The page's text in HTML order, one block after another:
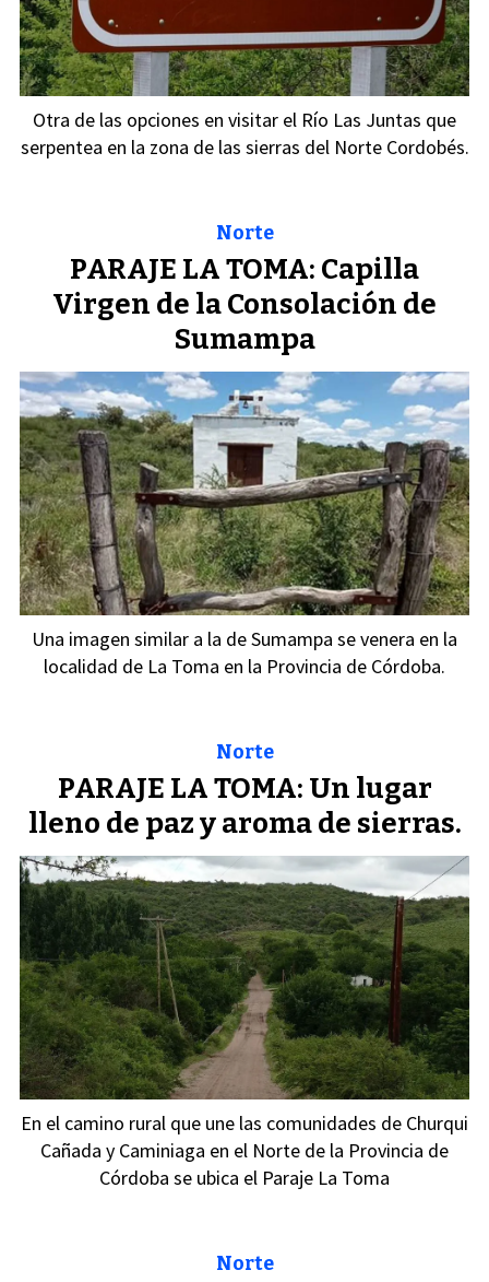
Otra de las opciones en visitar el Río Las Juntas que
serpentea en la zona de las sierras del Norte Cordobés.
PARAJE LA TOMA: Capilla
Virgen de la Consolación de
Sumampa
Norte
Una imagen similar a la de Sumampa se venera en la
localidad de La Toma en la Provincia de Córdoba.
PARAJE LA TOMA: Un lugar
lleno de paz y aroma de sierras.
Norte
En el camino rural que une las comunidades de Churqui
Cañada y Caminiaga en el Norte de la Provincia de
Córdoba se ubica el Paraje La Toma
Norte